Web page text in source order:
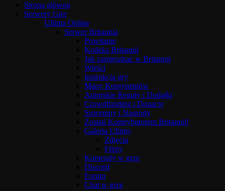
Strona główna
Serwery Gier
Ultima Online
Serwer Britannia
Powitanie
Kodeks Britannii
Jak zamieszkać w Britannii
Wieści
Instrukcja gry
Mapy Kontynentów
Autorskie Reguły i Dodatki
Crowdfunding i Donacje
Suwereny i Nagrody
Zostań Kontrybutorem Britannii!
Galeria Ultimy
Zdjęcia
Filmy
Komendy w grze
Discord
Forum
Chat w grze